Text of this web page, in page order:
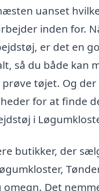
uanset
inden for.
er det en
så du både kan
tøjet. Og der
for at finde
i
butikker, der
omegn. Det